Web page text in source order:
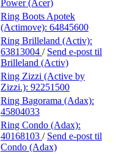
Power (Acer)
Ring Boots Apotek
(Actimove): 64845600
Ring Brilleland (Activ):
63813004 / Send e-post til
Brilleland (Activ)
Ring Zizzi (Active by
Zizzi.): 92251500
Ring Bagorama (Adax):
45804033
Ring Condo (Adax):
40168103 / Send e-post til
Condo (Adax)